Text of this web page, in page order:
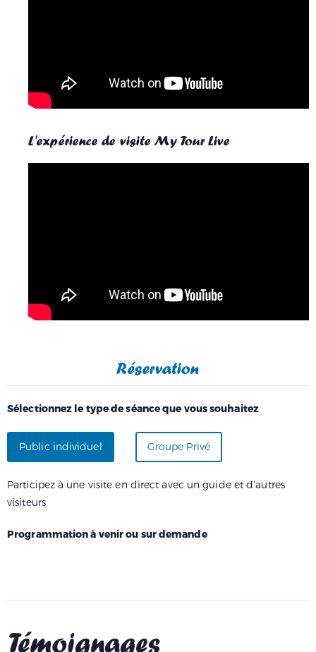
L'expérience de visite My Tour Live
Réservation
Sélectionnez le type de séance que vous souhaitez
Public individuel Groupe Privé
Participez à une visite en direct avec un guide et d’autres
visiteurs
Programmation à venir ou sur demande
Témoignages